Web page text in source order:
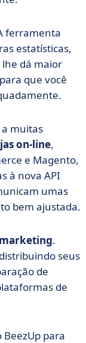
ferramenta
estatísticas,
lhe dá maior
que você
a muitas
on-line,
e Magento,
à nova API
umas
bem ajustada.
.
seus
de
de
BeezUp para